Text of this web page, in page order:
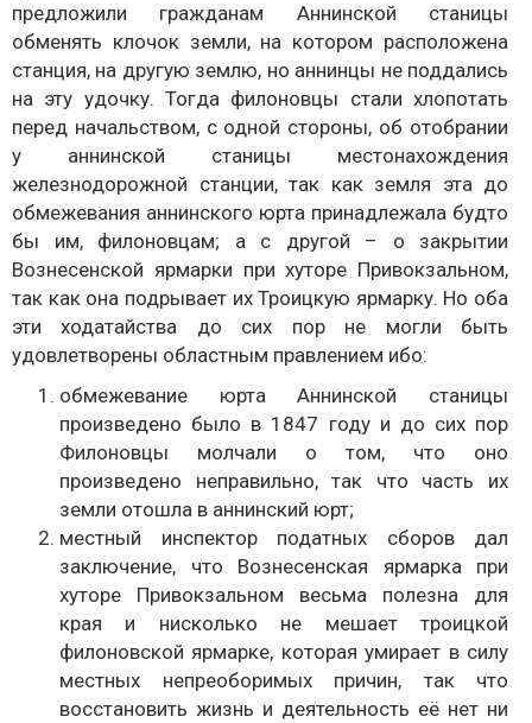
предложили гражданам Аннинской станицы
обменять клочок земли, на котором расположена
станция, на другую землю, но аннинцы не поддались
на эту удочку. Тогда филоновцы стали хлопотать
перед начальством, с одной стороны, об отобрании
у аннинской станицы местонахождения
железнодорожной станции, так как земля эта до
обмежевания аннинского юрта принадлежала будто
бы им, филоновцам; а с другой – о закрытии
Вознесенской ярмарки при хуторе Привокзальном,
так как она подрывает их Троицкую ярмарку. Но оба
эти ходатайства до сих пор не могли быть
удовлетворены областным правлением ибо:
обмежевание юрта Аннинской станицы
произведено было в 1847 году и до сих пор
Филоновцы молчали о том, что оно
произведено неправильно, так что часть их
земли отошла в аннинский юрт;
местный инспектор податных сборов дал
заключение, что Вознесенская ярмарка при
хуторе Привокзальном весьма полезна для
края и нисколько не мешает троицкой
филоновской ярмарке, которая умирает в силу
местных непреоборимых причин, так что
восстановить жизнь и деятельность её нет ни